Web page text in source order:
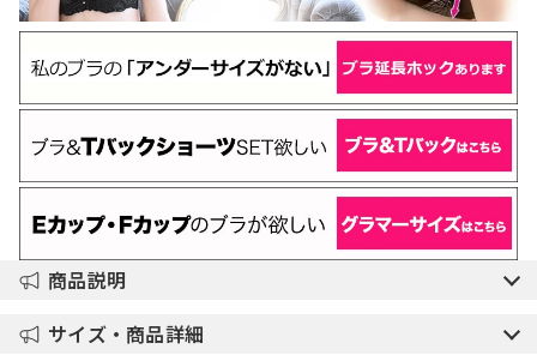
商品説明
サイズ・商品詳細